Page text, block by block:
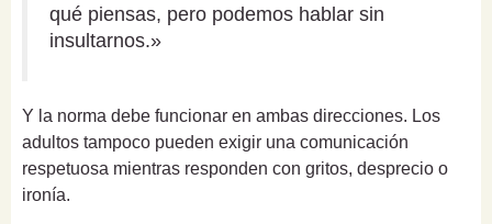
qué piensas, pero podemos hablar sin
insultarnos.»
Y la norma debe funcionar en ambas direcciones. Los
adultos tampoco pueden exigir una comunicación
respetuosa mientras responden con gritos, desprecio o
ironía.